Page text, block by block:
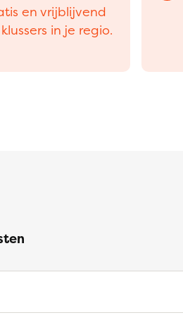
en vrijblijvend
in je regio.